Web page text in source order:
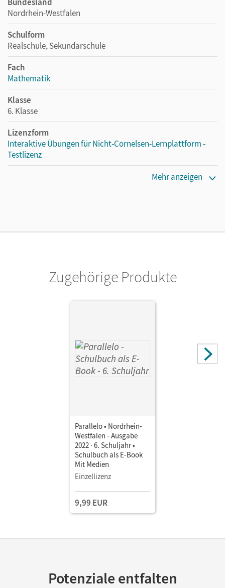
Nordrhein-Westfalen
Schulform
Realschule, Sekundarschule
Fach
Mathematik
Klasse
6. Klasse
Lizenzform
Interaktive Übungen für Nicht-Cornelsen-Lernplattform -
Testlizenz
Tage lang auf einer Nicht-Cornelsen-Lernplattform zu
Cornelsen Verlag
Mehr anzeigen
Zugehörige Produkte
Parallelo • Nordrhein-
Westfalen - Ausgabe
2022 · 6. Schuljahr •
Schulbuch als E-Book
Mit Medien
Einzellizenz
9,99 EUR
Potenziale entfalten